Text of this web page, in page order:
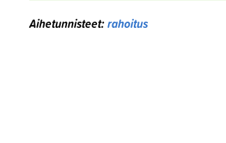
Aihetunnisteet:rahoitus